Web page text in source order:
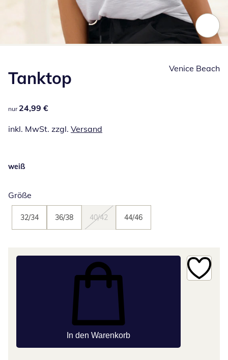
Tanktop
24,99 €
nur 24,99 €
inkl. MwSt. zzgl. Versand
Venice Beach
weiß
Größe
32/34 36/38 40/42 44/46
In den Warenkorb